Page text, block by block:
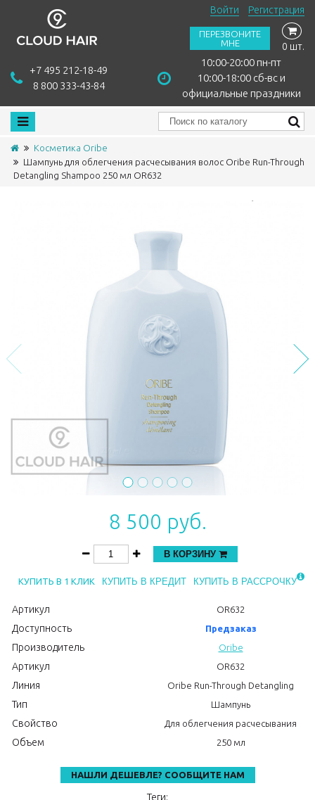
+7 495 212-18-49
8 800 333-43-84
10:00-20:00 пн-пт
10:00-18:00 сб-вс и
официальные праздники
Войти Регистрация
ПЕРЕЗВОНИТЕ
МНЕ
0 шт.
Косметика Oribe
Шампунь для облегчения расчесывания волос Oribe Run-Through
Detangling Shampoo 250 мл OR632
8 500 руб.
В КОРЗИНУ
КУПИТЬ В 1 КЛИК КУПИТЬ В КРЕДИТ КУПИТЬ В РАССРОЧКУ
Артикул OR632
Доступность Предзаказ
Производитель Oribe
Артикул OR632
Линия Oribe Run-Through Detangling
Тип Шампунь
Свойство Для облегчения расчесывания
Объем 250 мл
НАШЛИ ДЕШЕВЛЕ? СООБЩИТЕ НАМ
Теги: